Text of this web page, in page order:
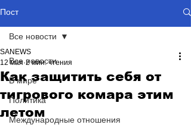
Пост
Все новости
В мире
Политика
Международные отношения
Все новости
Как защитить себя от
тигрового комара этим
летом
SANEWS
12 мая 2 мин. чтения